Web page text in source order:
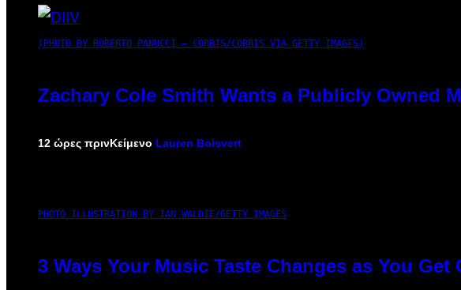
(PHOTO BY ROBERTO PANUCCI – CORBIS/CORBIS VIA GETTY IMAGES)
Zachary Cole Smith Wants a Publicly Owned
12 ώρες πρινΚείμενο Lauren Boisvert
PHOTO ILLUSTRATION BY IAN WALDIE/GETTY IMAGES
3 Ways Your Music Taste Changes as You Get